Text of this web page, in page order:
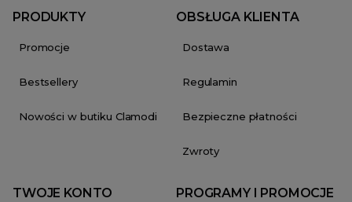
PRODUKTY
Promocje
Bestsellery
Nowości w butiku Clamodi
OBSŁUGA KLIENTA
Dostawa
Regulamin
Bezpieczne płatności
Zwroty
TWOJE KONTO PROGRAMY I PROMOCJE